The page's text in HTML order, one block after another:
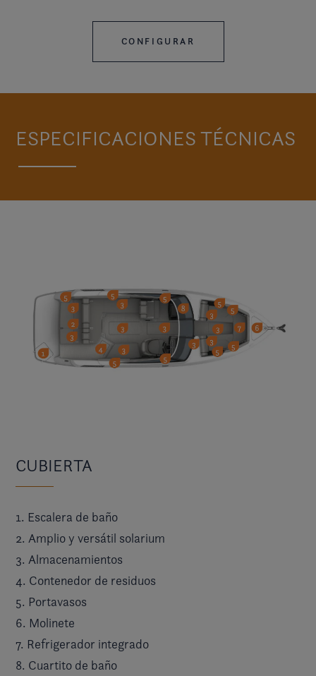
CONFIGURAR
ESPECIFICACIONES TÉCNICAS
CUBIERTA
1. Escalera de baño
2. Amplio y versátil solarium
3. Almacenamientos
4. Contenedor de residuos
5. Portavasos
6. Molinete
7. Refrigerador integrado
8. Cuartito de baño